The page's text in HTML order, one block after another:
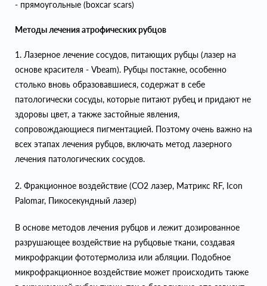
- прямоугольные (boxcar scars)
Методы лечения атрофических рубцов
1. Лазерное лечение сосудов, питающих рубцы (лазер на
основе красителя - Vbeam). Рубцы постакне, особенно
столько вновь образовавшиеся, содержат в себе
патологически сосуды, которые питают рубец и придают не
здоровы цвет, а также застойные явления,
сопровождающиеся пигментацией. Поэтому очень важно на
всех этапах лечения рубцов, включать метод лазерного
лечения патологических сосудов.
2. Фракционное воздействие (CO2 лазер, Матрикс RF, Icon
Palomar, Пикосекундный лазер)
В основе методов лечения рубцов и лежит дозированное
разрушающее воздействие на рубцовые ткани, создавая
микрофракции фототермолиза или абляции. Подобное
микрофракционное воздействие может происходить также